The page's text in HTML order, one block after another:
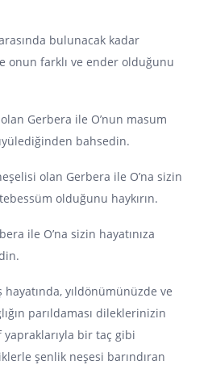
bulunacak kadar
onun farklı ve ender olduğunu
Gerbera ile O’nun masum
bahsedin.
olan Gerbera ile O’na sizin
olduğunu haykırın.
ile O’na sizin hayatınıza
yıldönümünüzde ve
parıldaması dileklerinizin
bir taç gibi
şenlik neşesi barındıran